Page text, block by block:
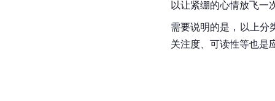
以让紧绷的心情放飞一
需要说明的是，以上分
关注度、可读性等也是